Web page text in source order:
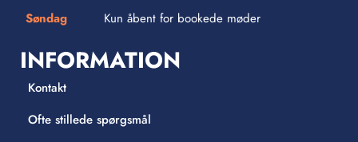
Søndag
Kun åbent for bookede møder
INFORMATION
Kontakt
Ofte stillede spørgsmål